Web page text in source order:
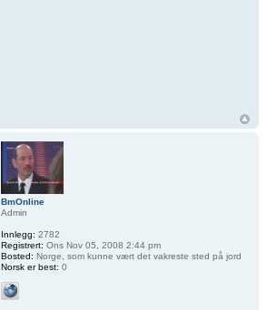
BmOnline
Admin
Innlegg: 2782
Registrert: Ons Nov 05, 2008 2:44 pm
Bosted: Norge, som kunne vært det vakreste sted på jord
Norsk er best: 0